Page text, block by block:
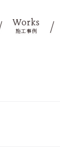
Works
施工事例